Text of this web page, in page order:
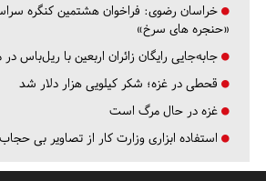
خراسان رضوی: فراخوان هشتمین کنگره
«حنجره های سرخ»
جابه‌جایی رایگان زائران اربعین با
قحطی در غزه؛ شکر کیلویی هزار دلار شد
غزه در حال مرگ است
استفاده ابزاری وزارت کار از تصاویر بی